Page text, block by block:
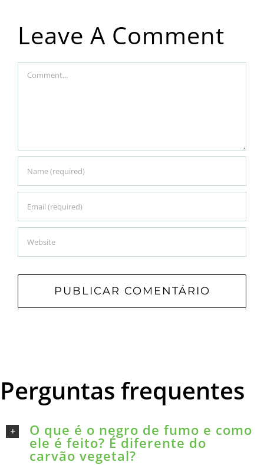
Leave A Comment
Comment
Perguntas frequentes
O que é o negro de fumo e como
ele é feito? É diferente do
carvão vegetal?